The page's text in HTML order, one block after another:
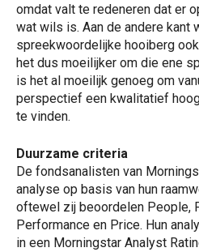
omdat valt te redeneren dat er
wat wils is. Aan de andere kant
spreekwoordelijke hooiberg
het dus moeilijker om die ene
is het al moeilijk genoeg om
perspectief een kwalitatief
te vinden.
Duurzame criteria
De fondsanalisten van
analyse op basis van hun
oftewel zij beoordelen People,
Performance en Price. Hun
in een Morningstar Analyst